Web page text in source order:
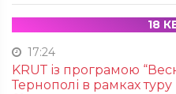
18
17:24
KRUТ із програмою
Тернополі в рамках